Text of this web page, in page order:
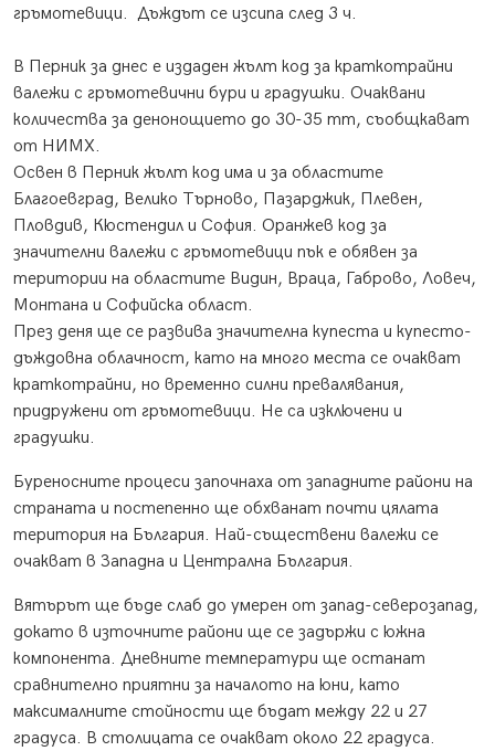
гръмотевици. Дъждът се изсипа след 3 ч.
В Перник за днес е издаден жълт код за краткотрайни
валежи с гръмотевични бури и градушки. Очаквани
количества за денонощието до 30-35 mm, съобщкават
от НИМХ.
Освен в Перник жълт код има и за областите
Благоевград, Велико Търново, Пазарджик, Плевен,
Пловдив, Кюстендил и София. Оранжев код за
значителни валежи с гръмотевици пък е обявен за
територии на областите Видин, Враца, Габрово, Ловеч,
Монтана и Софийска област.
През деня ще се развива значителна купеста и купесто-
дъждовна облачност, като на много места се очакват
краткотрайни, но временно силни превалявания,
придружени от гръмотевици. Не са изключени и
градушки.
Буреносните процеси започнаха от западните райони на
страната и постепенно ще обхванат почти цялата
територия на България. Най-съществени валежи се
очакват в Западна и Централна България.
Вятърът ще бъде слаб до умерен от запад-северозапад,
докато в източните райони ще се задържи с южна
компонента. Дневните температури ще останат
сравнително приятни за началото на юни, като
максималните стойности ще бъдат между 22 и 27
градуса. В столицата се очакват около 22 градуса.